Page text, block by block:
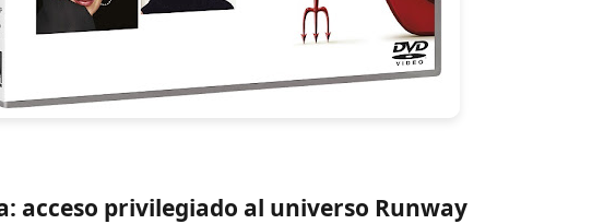
acceso privilegiado al universo Runway